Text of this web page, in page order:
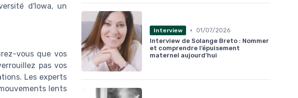
d'Iowa, un
vous que vos
pas vos
Les experts
lents
Interview • 01/07/2026
Interview de Solange Breto : Nommer
et comprendre l’épuisement
maternel aujourd’hui